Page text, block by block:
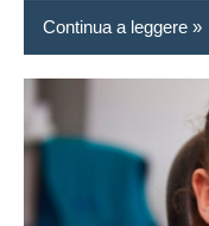
Continua a leggere